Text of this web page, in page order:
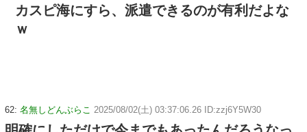
カスピ海にすら、派遣できるのが有利だよな
ｗ
62: 名無しどんぶらこ 2025/08/02(土) 03:37:06.26 ID:zzj6Y5W30